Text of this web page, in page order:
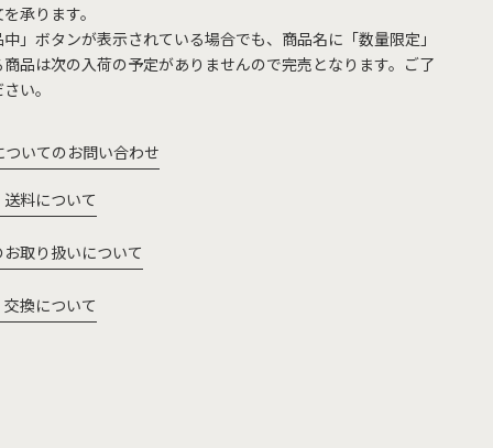
承ります。
中」ボタンが表示されている場合でも、商品名に「数量限定」
商品は次の入荷の予定がありませんので完売となります。ご了
い。
ついてのお問い合わせ
料について
お取り扱いについて
換について